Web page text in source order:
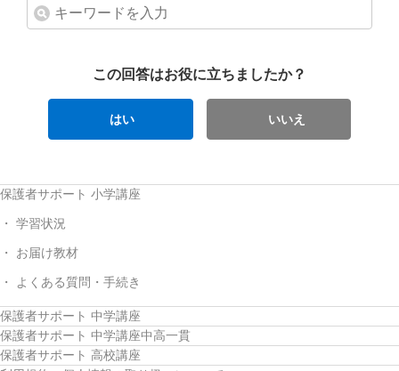
この回答はお役に立ちましたか？
はい いいえ
保護者サポート 小学講座
学習状況
お届け教材
よくある質問・手続き
保護者サポート 中学講座
保護者サポート 中学講座中高一貫
保護者サポート 高校講座